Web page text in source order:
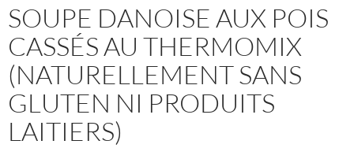
SOUPE DANOISE AUX POIS
CASSÉS AU THERMOMIX
(NATURELLEMENT SANS
GLUTEN NI PRODUITS
LAITIERS)